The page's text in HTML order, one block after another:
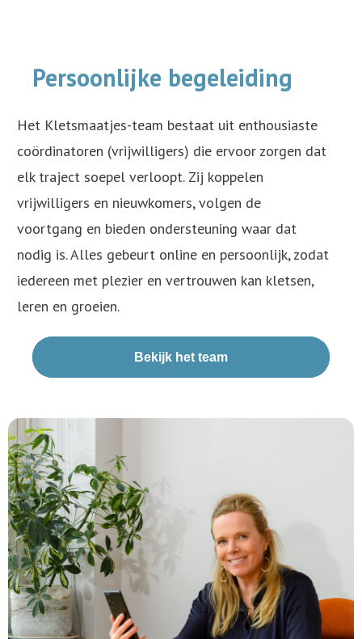
Persoonlijke begeleiding
Het Kletsmaatjes-team bestaat uit enthousiaste
coördinatoren (vrijwilligers) die ervoor zorgen dat
elk traject soepel verloopt. Zij koppelen
vrijwilligers en nieuwkomers, volgen de
voortgang en bieden ondersteuning waar dat
nodig is. Alles gebeurt online en persoonlijk, zodat
iedereen met plezier en vertrouwen kan kletsen,
leren en groeien.
Bekijk het team